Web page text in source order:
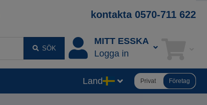
kontakta 0570-711 622
SÖK
MITT ESSKA
Logga in
Land Privat Företag